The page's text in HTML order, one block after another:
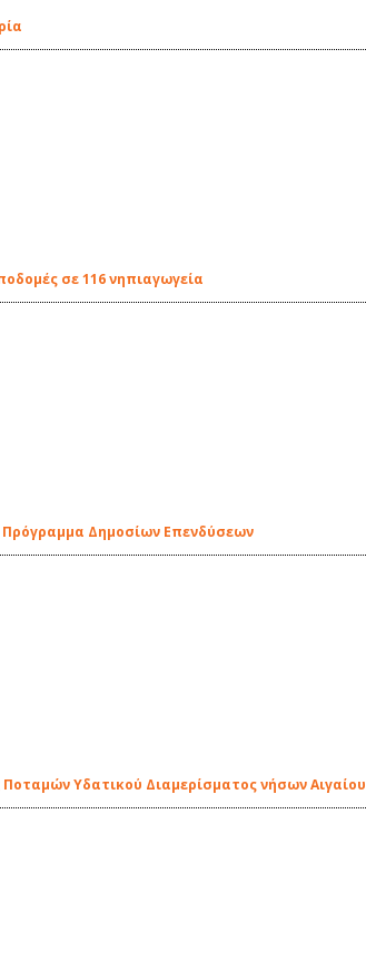
σε 116 νηπιαγωγεία
Πρόγραμμα Δημοσίων Επενδύσεων
Υδατικού Διαμερίσματος νήσων Αιγαίου